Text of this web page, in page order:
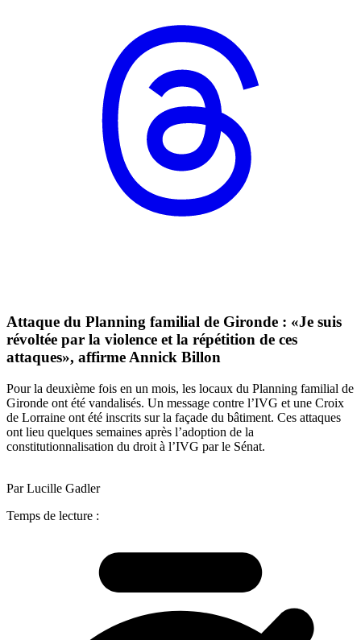
Attaque du Planning familial de Gironde : «Je suis
révoltée par la violence et la répétition de ces
attaques», affirme Annick Billon
Pour la deuxième fois en un mois, les locaux du Planning familial de
Gironde ont été vandalisés. Un message contre l’IVG et une Croix
de Lorraine ont été inscrits sur la façade du bâtiment. Ces attaques
ont lieu quelques semaines après l’adoption de la
constitutionnalisation du droit à l’IVG par le Sénat.
Par Lucille Gadler
Temps de lecture :